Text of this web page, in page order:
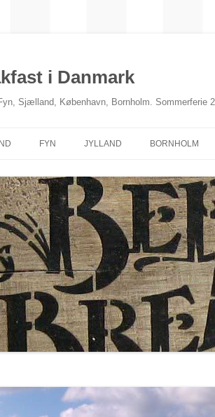
i Danmark
Sjælland, København, Bornholm. Sommerferie
FYN JYLLAND
MIDTJYLLAND
ØSTJYLLAND
SØNDERJYLLAND
BORNHOLM